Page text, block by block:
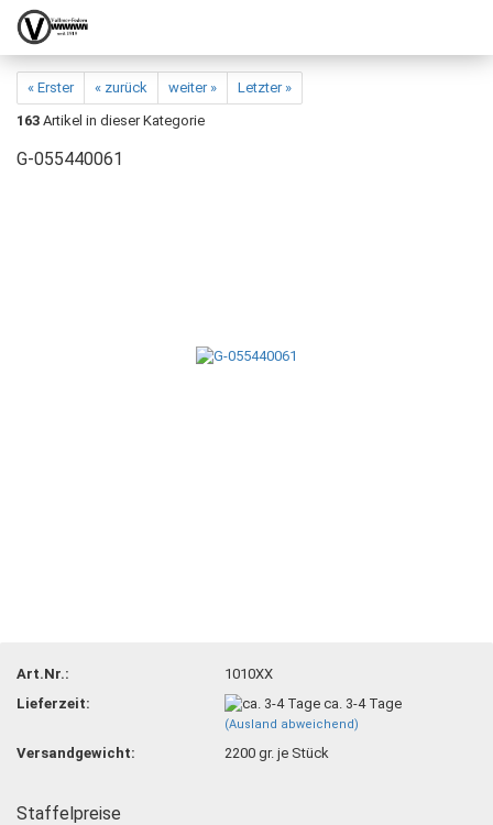
« Erster « zurück weiter »
Letzter »
163 Artikel in dieser Kategorie
G-055440061
Art.Nr.:
1010XX
Lieferzeit:
ca. 3-4 Tage
(Ausland abweichend)
Versandgewicht: 2200 gr. je Stück
Staffelpreise